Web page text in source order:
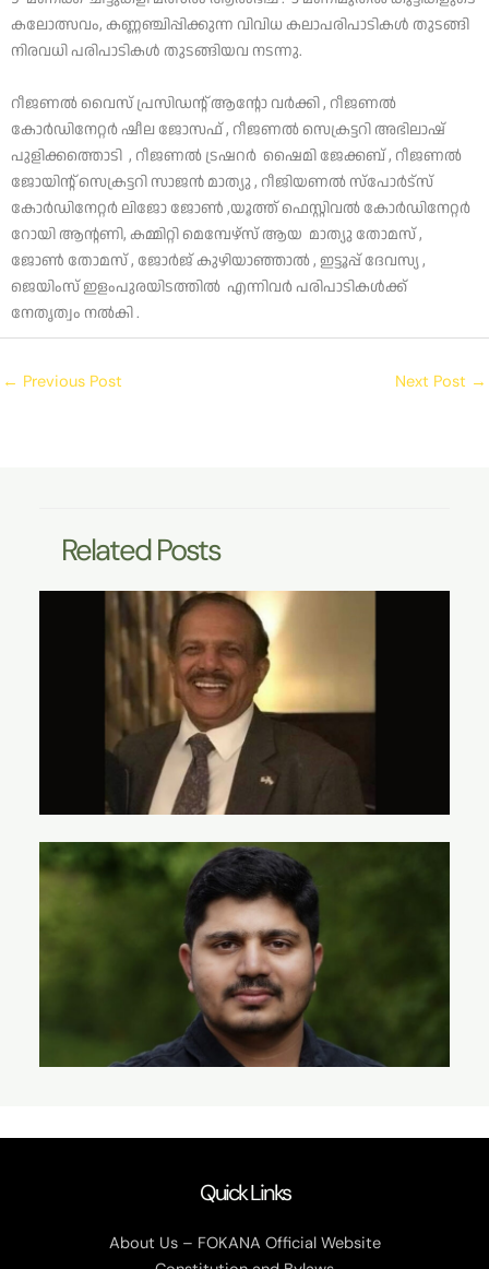
കലോത്സവം, കണ്ണഞ്ചിപ്പിക്കുന്ന വിവിധ കലാപരിപാടികൾ തുടങ്ങി
നിരവധി പരിപാടികൾ തുടങ്ങിയവ നടന്നു.
റീജണൽ വൈസ് പ്രസിഡന്റ് ആന്റോ വർക്കി , റീജണൽ
കോർഡിനേറ്റർ ഷീല ജോസഫ് , റീജണൽ സെക്രട്ടറി അഭിലാഷ്
പുളിക്കത്തൊടി , റീജണൽ ട്രഷറർ ഷൈമി ജേക്കബ് , റീജണൽ
ജോയിന്റ് സെക്രട്ടറി സാജൻ മാത്യു , റീജിയണൽ സ്പോർട്സ്
കോർഡിനേറ്റർ ലിജോ ജോൺ ,യൂത്ത് ഫെസ്റ്റിവൽ കോർഡിനേറ്റർ
റോയി ആന്റണി, കമ്മിറ്റി മെമ്പേഴ്‌സ് ആയ മാത്യു തോമസ് ,
ജോൺ തോമസ് , ജോർജ് കുഴിയാഞ്ഞാൽ , ഇട്ടൂപ്പ് ദേവസ്യ ,
ജെയിംസ് ഇളംപുരയിടത്തിൽ എന്നിവർ പരിപാടികൾക്ക്
നേതൃത്വം നൽകി .
← Previous Post Next Post →
Related Posts
Quick Links
About Us – FOKANA Official Website